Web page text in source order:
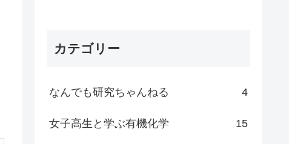
カテゴリー
なんでも研究ちゃんねる 4
女子高生と学ぶ有機化学 15